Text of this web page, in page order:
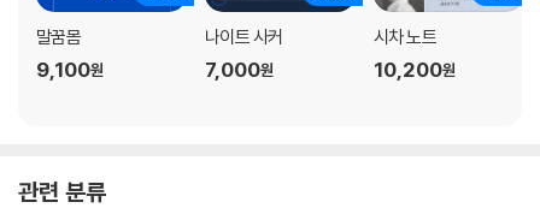
죽음 연습
K에게
말꿈몸
9,100원
나이트 사커
7,000원
시차 노트
10,200원
관련 분류